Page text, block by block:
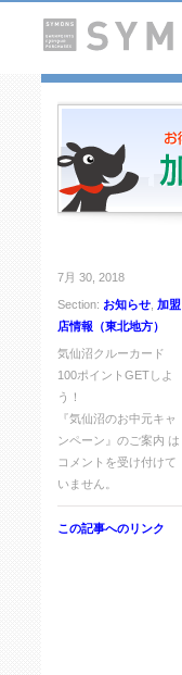
7月 30, 2018
Section: お知らせ, 加盟
店情報（東北地方）
気仙沼クルーカード
100ポイントGETしよ
う！
『気仙沼のお中元キャ
ンペーン』のご案内 は
コメントを受け付けて
いません。
この記事へのリンク